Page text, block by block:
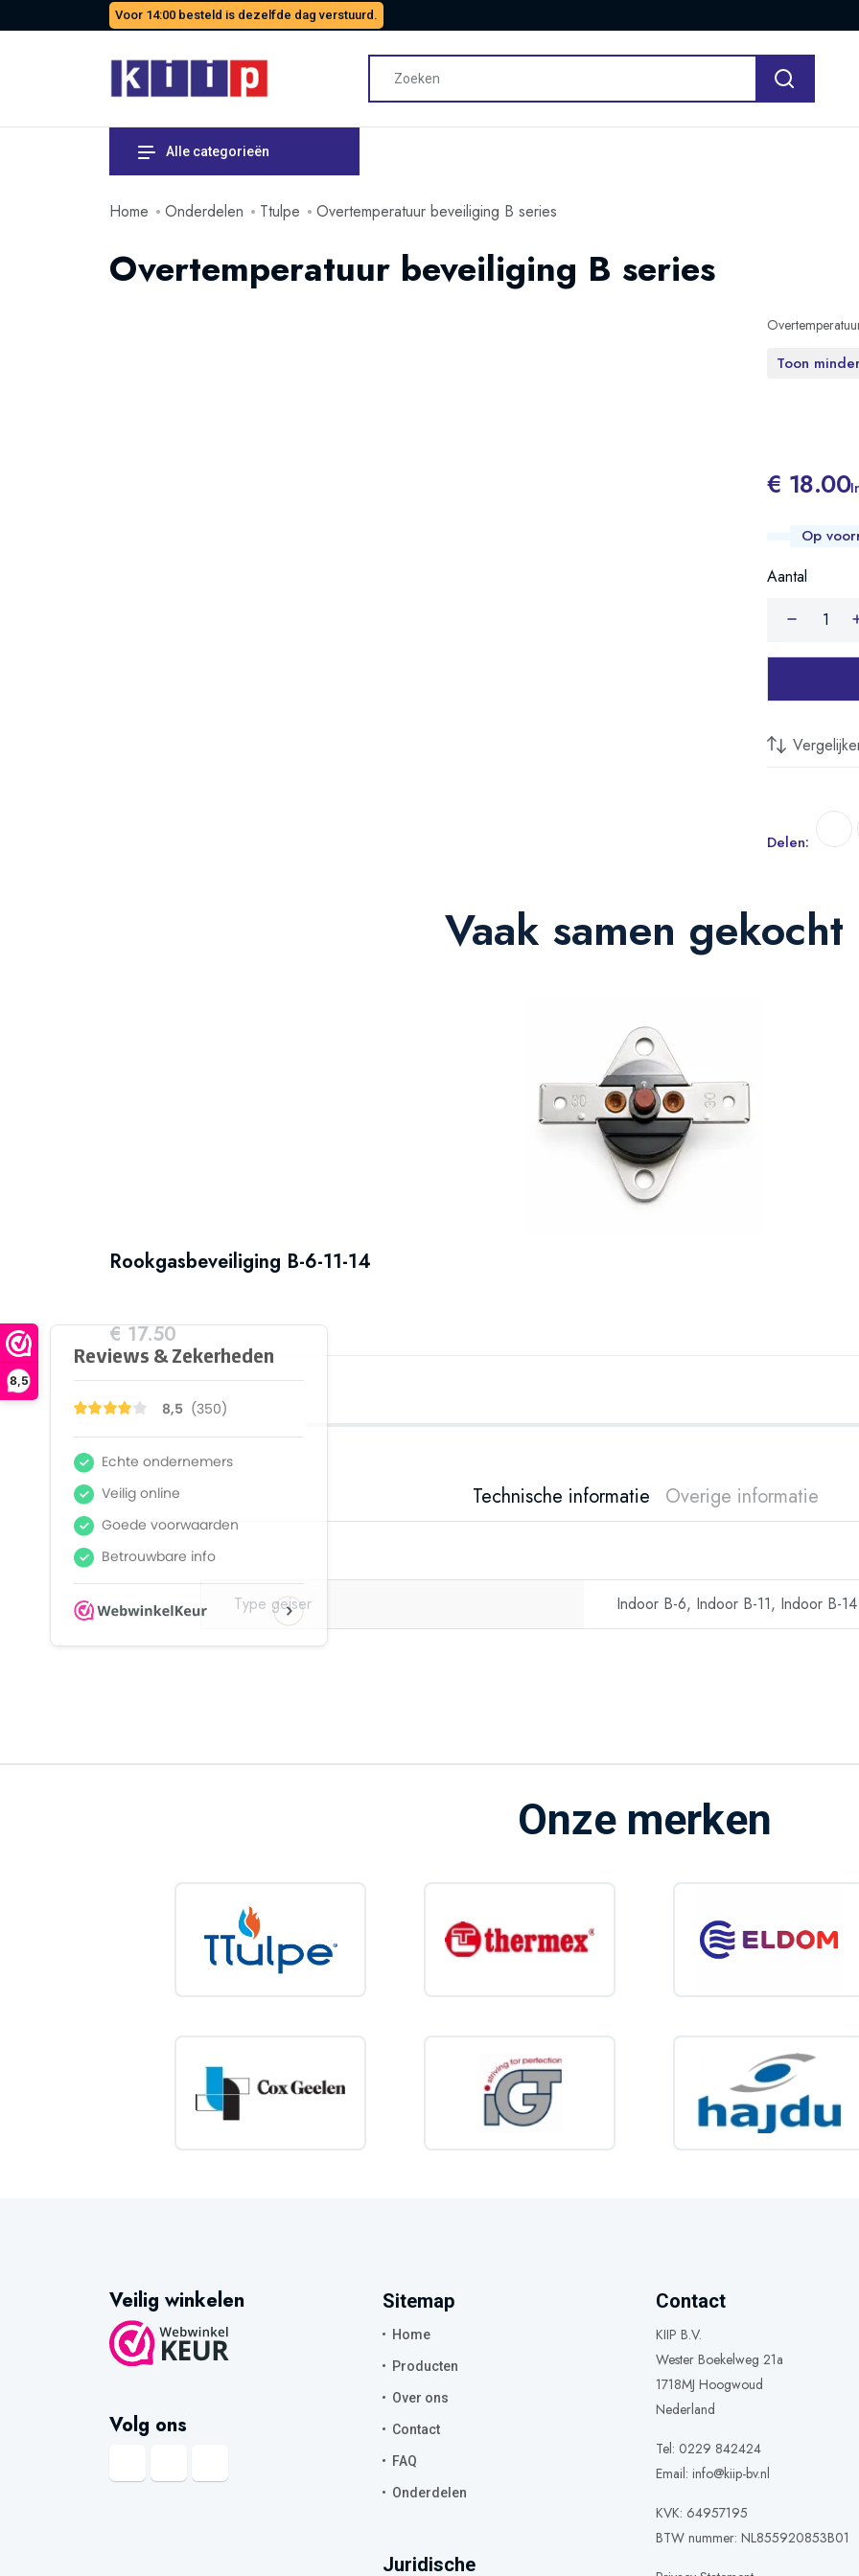
8,5
Voor 14:00 besteld is dezelfde dag verstuurd.
Alle categorieën
Home Onderdelen Ttulpe Overtemperatuur beveiliging B series
Overtemperatuur beveiliging B series
Toon
€ 18.00
Op
Aantal
Delen:
Vaak samen gekocht
Rookgasbeveiliging B-6-11-14
€ 17.50
Technische informatie Overige informatie
Type geiser Indoor B-6, Indoor B-11, Indoor B-14
Onze merken
Veilig winkelen
Volg ons
Sitemap
Home
Producten
Over ons
Contact
FAQ
Onderdelen
Juridische
Contact
KIIP B.V.
Wester Boekelweg 21a
1718MJ Hoogwoud
Nederland
Tel: 0229 842424
Email: info@kiip-bv.nl
KVK: 64957195
BTW nummer: NL855920853B01